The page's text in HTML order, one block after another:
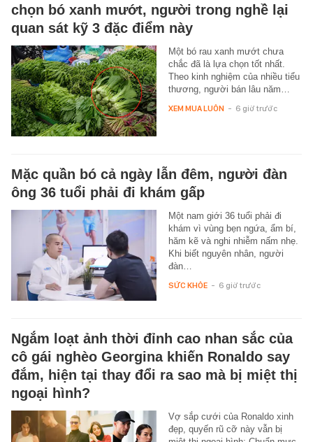
chọn bó xanh mướt, người trong nghề lại
quan sát kỹ 3 đặc điểm này
Một bó rau xanh mướt chưa
chắc đã là lựa chọn tốt nhất.
Theo kinh nghiệm của nhiều tiểu
thương, người bán lâu năm…
XEM MUA LUÔN - 6 giờ trước
Mặc quần bó cả ngày lẫn đêm, người đàn
ông 36 tuổi phải đi khám gấp
Một nam giới 36 tuổi phải đi
khám vì vùng bẹn ngứa, ẩm bí,
hăm kẽ và nghi nhiễm nấm nhẹ.
Khi biết nguyên nhân, người
đàn…
SỨC KHỎE - 6 giờ trước
Ngắm loạt ảnh thời đỉnh cao nhan sắc của
cô gái nghèo Georgina khiến Ronaldo say
đắm, hiện tại thay đổi ra sao mà bị miệt thị
ngoại hình?
Vợ sắp cưới của Ronaldo xinh
đẹp, quyến rũ cỡ này vẫn bị